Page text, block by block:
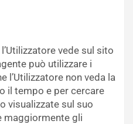
vede sul sito
può utilizzare i
l’Utilizzatore non veda la
il tempo e per cercare
visualizzate sul suo
maggiormente gli